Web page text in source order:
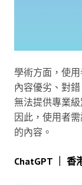
學術方面，使
內容優劣、對
無法提供專業
因此，使用者
的內容。
ChatGPT ｜ 香